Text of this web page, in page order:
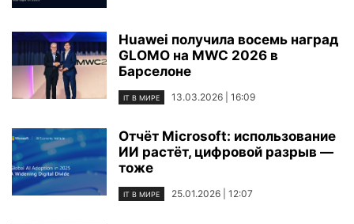
Huawei получила восемь наград
GLOMO на MWC 2026 в
Барселоне
IT В МИРЕ 13.03.2026 | 16:09
Отчёт Microsoft: использование
ИИ растёт, цифровой разрыв —
тоже
IT В МИРЕ 25.01.2026 | 12:07